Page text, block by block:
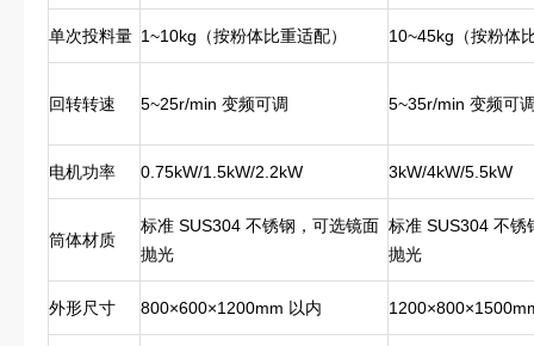
单次投料量 1~10kg（按粉体比重适配） 10~45kg（按粉体
回转转速 5~25r/min 变频可调 5~35r/min 变频可
电机功率 0.75kW/1.5kW/2.2kW 3kW/4kW/5.5kW
筒体材质
标准 SUS304 不锈钢，可选镜面
抛光
标准 SUS304 不锈
抛光
外形尺寸 800×600×1200mm 以内